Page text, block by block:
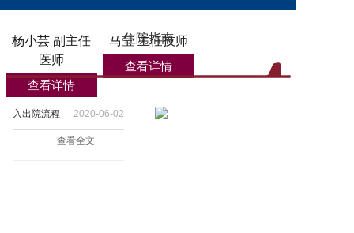
杨小芸 副主任
医师
查看详情
马莹 主任技师
查看详情
住院指南
入出院流程 2020-06-02
查看全文